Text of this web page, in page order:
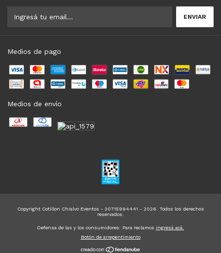
Medios de pago
Medios de envío
Copyright Cotillon Chialvo Eventos - 30715994441 - 2026. Todos los derechos
reservados.
Defensa de las y los consumidores. Para reclamos ingresá acá.
Botón de arrepentimiento